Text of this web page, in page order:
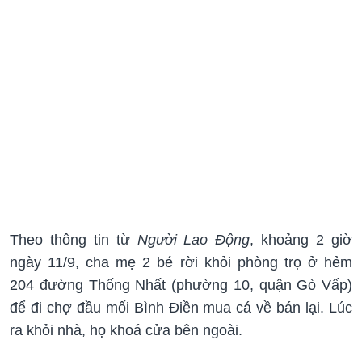
Theo thông tin từ Người Lao Động, khoảng 2 giờ
ngày 11/9, cha mẹ 2 bé rời khỏi phòng trọ ở hẻm
204 đường Thống Nhất (phường 10, quận Gò Vấp)
để đi chợ đầu mối Bình Điền mua cá về bán lại. Lúc
ra khỏi nhà, họ khoá cửa bên ngoài.